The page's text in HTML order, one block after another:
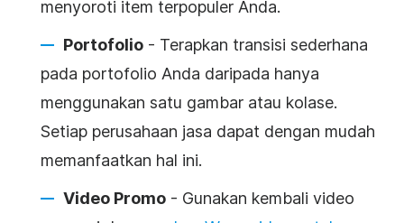
menyoroti item terpopuler Anda.
Portofolio - Terapkan transisi sederhana
pada portofolio Anda daripada hanya
menggunakan satu gambar atau kolase.
Setiap perusahaan jasa dapat dengan mudah
memanfaatkan hal ini.
Video Promo - Gunakan kembali video